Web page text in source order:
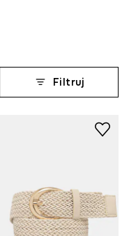
Filtruj